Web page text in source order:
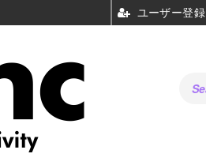
ユーザー登録